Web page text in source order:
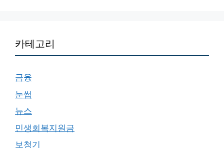
카테고리
금융
눈썹
뉴스
민생회복지원금
보청기